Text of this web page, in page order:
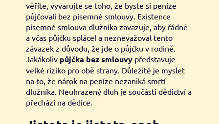
věříte, vyvarujte se toho, že byste si peníze
půjčovali bez písemné smlouvy. Existence
písemné smlouva dlužníka zavazuje, aby řádně
a včas půjčku splácel a neznevažoval tento
závazek z důvodu, že jde o půjčku v rodině.
Jakákoliv půjčka bez smlouvy představuje
velké riziko pro obě strany. Důležité je myslet
na to, že nárok na peníze nezaniká smrtí
dlužníka. Neuhrazený dluh je součásti dědictví a
přechází na dědice.